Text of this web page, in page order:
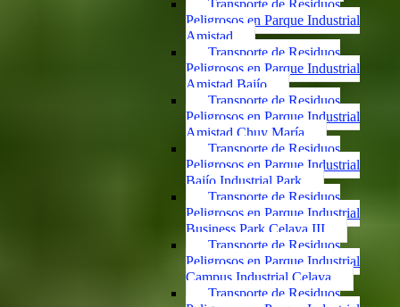
Transporte de Residuos
Peligrosos en Parque Industrial
Amistad
Transporte de Residuos
Peligrosos en Parque Industrial
Amistad Bajío
Transporte de Residuos
Peligrosos en Parque Industrial
Amistad Chuy María
Transporte de Residuos
Peligrosos en Parque Industrial
Bajío Industrial Park
Transporte de Residuos
Peligrosos en Parque Industrial
Business Park Celaya III
Transporte de Residuos
Peligrosos en Parque Industrial
Campus Industrial Celaya
Transporte de Residuos